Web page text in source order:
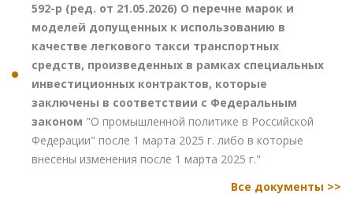
592-р (ред. от 21.05.2026) О перечне марок и
моделей допущенных к использованию в
качестве легкового такси транспортных
средств, произведенных в рамках специальных
инвестиционных контрактов, которые
заключены в соответствии с Федеральным
законом "О промышленной политике в Российской
Федерации" после 1 марта 2025 г. либо в которые
внесены изменения после 1 марта 2025 г."
Все документы >>